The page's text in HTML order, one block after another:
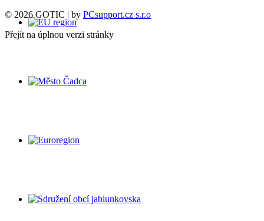
© 2026 GOTIC | by PCsupport.cz s.r.o
Přejít na úplnou verzi stránky